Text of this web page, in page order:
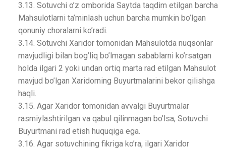
3.13. Sotuvchi o’z omborida Saytda taqdim etilgan barcha
Mahsulotlarni ta’minlash uchun barcha mumkin bo’lgan
qonuniy choralarni ko’radi.
3.14. Sotuvchi Xaridor tomonidan Mahsulotda nuqsonlar
mavjudligi bilan bog’liq bo’lmagan sabablarni ko’rsatgan
holda ilgari 2 yoki undan ortiq marta rad etilgan Mahsulot
mavjud bo’lgan Xaridorning Buyurtmalarini bekor qilishga
haqli.
3.15. Agar Xaridor tomonidan avvalgi Buyurtmalar
rasmiylashtirilgan va qabul qilinmagan bo’lsa, Sotuvchi
Buyurtmani rad etish huquqiga ega.
3.16. Agar sotuvchining fikriga ko’ra, ilgari Xaridor